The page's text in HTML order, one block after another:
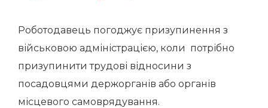
Роботодавець погоджує призупинення з
військовою адміністрацією, коли потрібно
призупинити трудові відносини з
посадовцями держорганів або органів
місцевого самоврядування.